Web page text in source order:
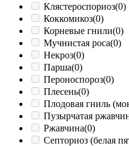
Клястероспориоз(0)
Коккомикоз(0)
Корневые гнили(0)
Мучнистая роса(0)
Некроз(0)
Парша(0)
Пероноспороз(0)
Плесень(0)
Плодовая гниль
Пузырчатая
Ржавчина(0)
Септориоз (белая